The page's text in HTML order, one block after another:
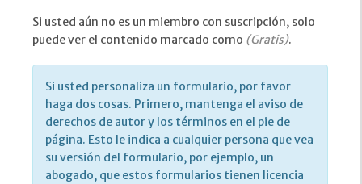
Si usted aún no es un miembro con suscripción, solo
puede ver el contenido marcado como (Gratis).
Si usted personaliza un formulario, por favor
haga dos cosas. Primero, mantenga el aviso de
derechos de autor y los términos en el pie de
página. Esto le indica a cualquier persona que vea
su versión del formulario, por ejemplo, un
abogado, que estos formularios tienen licencia